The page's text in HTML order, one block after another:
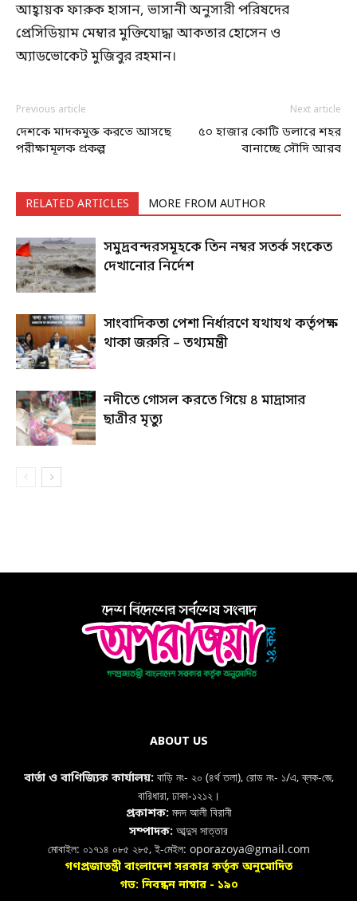
আহ্বায়ক ফারুক হাসান, ভাসানী অনুসারী পরিষদের
প্রেসিডিয়াম মেম্বার মুক্তিযোদ্ধা আকতার হোসেন ও
অ্যাডভোকেট মুজিবুর রহমান।
Previous article
দেশকে মাদকমুক্ত করতে আসছে
পরীক্ষামূলক প্রকল্প
Next article
৫০ হাজার কোটি ডলারে শহর
বানাচ্ছে সৌদি আরব
RELATED ARTICLES MORE FROM AUTHOR
সমুদ্রবন্দরসমূহকে তিন নম্বর সতর্ক সংকেত
দেখানোর নির্দেশ
সাংবাদিকতা পেশা নির্ধারণে যথাযথ কর্তৃপক্ষ
থাকা জরুরি – তথ্যমন্ত্রী
নদীতে গোসল করতে গিয়ে ৪ মাদ্রাসার
ছাত্রীর মৃত্যু
ABOUT US
বার্তা ও বাণিজ্যিক কার্যালয়: বাড়ি নং- ২০ (৪র্থ তলা), রোড নং- ১/এ, ব্লক-জে,
বারিধারা, ঢাকা-১২১২।
প্রকাশক:মদদ আলী বিরানী
সম্পাদক: আব্দুস সাত্তার
মোবাইল: ০১৭১৪ ০৮৫ ২৮৫, ই-মেইল: oporazoya@gmail.com
গণপ্রজাতন্ত্রী বাংলাদেশ সরকার কর্তৃক অনুমোদিত
গভ: নিবন্ধন নাম্বার - ১৯০